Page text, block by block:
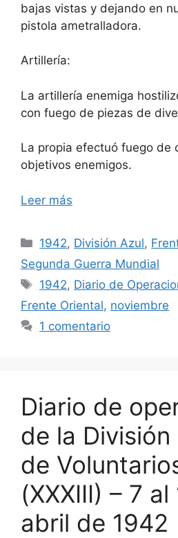
bajas vistas y dejando en
pistola ametralladora.
Artillería:
La artillería enemiga
con fuego de piezas de
La propia efectuó fuego de
objetivos enemigos.
Leer más
Categorías
1942, División Azul,
Segunda Guerra Mundial
Etiquetas
1942, Diario de
Frente Oriental, noviembre
1 comentario
Diario de
de la División
de
(XXXIII) – 7 al
abril de 1942